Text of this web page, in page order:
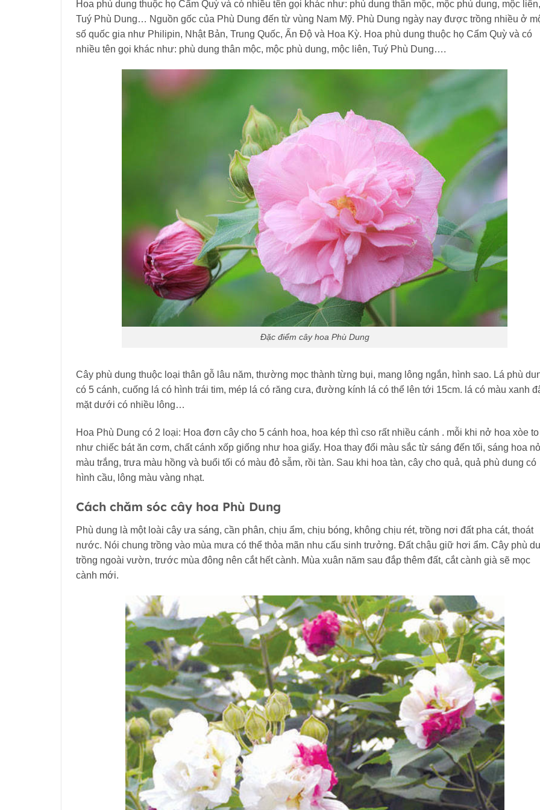
Hoa phù dung thuộc họ Cẩm Quỳ và có nhiều tên gọi khác như: phù dung thân mộc, mộc phù dung, mộc liên,
Tuý Phù Dung… Nguồn gốc của Phù Dung đến từ vùng Nam Mỹ. Phù Dung ngày nay được trồng nhiều ở
số quốc gia như Philipin, Nhật Bản, Trung Quốc, Ấn Độ và Hoa Kỳ. Hoa phù dung thuộc họ Cẩm Quỳ và có
nhiều tên gọi khác như: phù dung thân mộc, mộc phù dung, mộc liên, Tuý Phù Dung….
Đặc điểm cây hoa Phù Dung
Cây phù dung thuộc loại thân gỗ lâu năm, thường mọc thành từng bụi, mang lông ngắn, hình sao. Lá phù
có 5 cánh, cuống lá có hình trái tim, mép lá có răng cưa, đường kính lá có thể lên tới 15cm. lá có màu xanh
mặt dưới có nhiều lông…
Hoa Phù Dung có 2 loại: Hoa đơn cây cho 5 cánh hoa, hoa kép thì cso rất nhiều cánh . mỗi khi nở hoa xòe to
như chiếc bát ăn cơm, chất cánh xốp giống như hoa giấy. Hoa thay đổi màu sắc từ sáng đến tối, sáng hoa
màu trắng, trưa màu hồng và buổi tối có màu đỏ sẫm, rồi tàn. Sau khi hoa tàn, cây cho quả, quả phù dung có
hình cầu, lông màu vàng nhạt.
Cách chăm sóc cây hoa Phù Dung
Phù dung là một loài cây ưa sáng, cần phân, chịu ẩm, chịu bóng, không chịu rét, trồng nơi đất pha cát, thoát
nước. Nói chung trồng vào mùa mưa có thể thỏa mãn nhu cấu sinh trưởng. Đất chậu giữ hơi ẩm. Cây phù
trồng ngoài vườn, trước mùa đông nên cắt hết cành. Mùa xuân năm sau đắp thêm đất, cắt cành già sẽ mọc
cành mới.